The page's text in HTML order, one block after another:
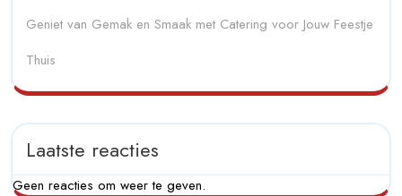
Geniet van Gemak en Smaak met Catering voor Jouw Feestje
Thuis
Laatste reacties
Geen reacties om weer te geven.